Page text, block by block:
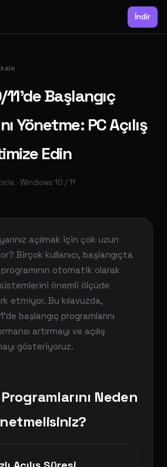
İndir
Başlangıç
Yönetme: PC Açılış
Edin
· Windows 10 / 11
açılmak için çok uzun
Birçok kullanıcı, başlangıçta
otomatik olarak
sistemlerini önemli ölçüde
etmiyor. Bu kılavuzda,
başlangıç programlarını
artırmayı ve açılış
gösteriyoruz.
Neden